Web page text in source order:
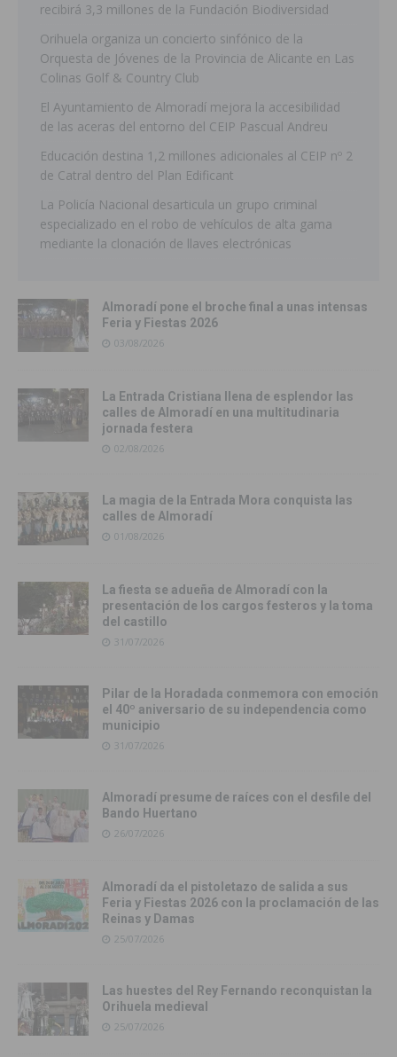
recibirá 3,3 millones de la Fundación Biodiversidad
Orihuela organiza un concierto sinfónico de la
Orquesta de Jóvenes de la Provincia de Alicante en Las
Colinas Golf & Country Club
El Ayuntamiento de Almoradí mejora la accesibilidad
de las aceras del entorno del CEIP Pascual Andreu
Educación destina 1,2 millones adicionales al CEIP nº 2
de Catral dentro del Plan Edificant
La Policía Nacional desarticula un grupo criminal
especializado en el robo de vehículos de alta gama
mediante la clonación de llaves electrónicas
Almoradí pone el broche final a unas intensas
Feria y Fiestas 2026
03/08/2026
La Entrada Cristiana llena de esplendor las
calles de Almoradí en una multitudinaria
jornada festera
02/08/2026
La magia de la Entrada Mora conquista las
calles de Almoradí
01/08/2026
La fiesta se adueña de Almoradí con la
presentación de los cargos festeros y la toma
del castillo
31/07/2026
Pilar de la Horadada conmemora con emoción
el 40º aniversario de su independencia como
municipio
31/07/2026
Almoradí presume de raíces con el desfile del
Bando Huertano
26/07/2026
Almoradí da el pistoletazo de salida a sus
Feria y Fiestas 2026 con la proclamación de las
Reinas y Damas
25/07/2026
Las huestes del Rey Fernando reconquistan la
Orihuela medieval
25/07/2026